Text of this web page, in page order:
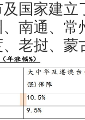
国家建立
南通、常
老挝、蒙